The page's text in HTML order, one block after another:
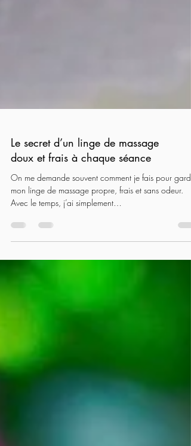
Le secret d’un linge de massage
doux et frais à chaque séance
On me demande souvent comment je fais pour
Avec le temps, j’ai simplement…